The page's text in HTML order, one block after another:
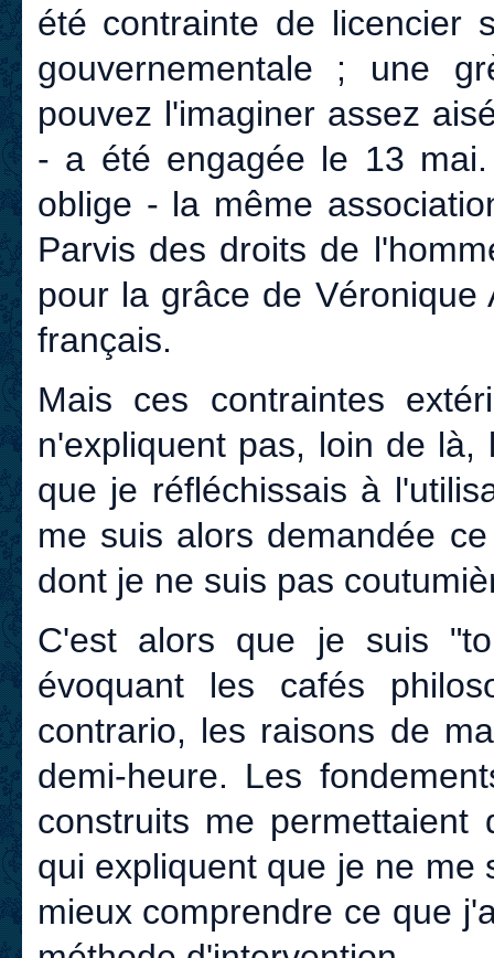
été contrainte de licencier
gouvernementale ; une
pouvez l'imaginer assez
- a été engagée le 13
oblige - la même
Parvis des droits de
pour la grâce de
français.
Mais ces contraintes
n'expliquent pas, loin de
que je réfléchissais à
me suis alors demandée
dont je ne suis pas
C'est alors que je suis
évoquant les cafés
contrario, les raisons de
demi-heure. Les
construits me permettaient
qui expliquent que je ne me
mieux comprendre ce que